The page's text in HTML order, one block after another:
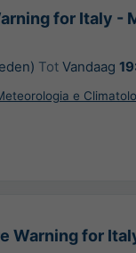
for Italy -
TotVandaag
e
Warning for